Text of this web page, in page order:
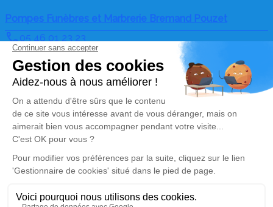
Pompes Funèbres et Marbrerie Bremand Pouzet
05 46 01 23 23
contact@bremand85.fr
10 route de Marans – 17170 – Courçon
4.8/5 – 34 avis
Nos Services
Organiser des obsèques
Monuments funéraires
Services aux familles
Liens utiles
Avis de décès
Demande de rendez-vous
Nos réseaux sociaux
Politique de traitement des données personnelles